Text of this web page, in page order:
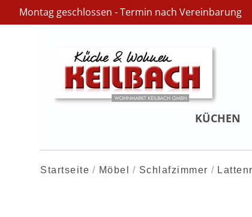
Montag geschlossen - Termin nach Vereinbarung
KÜCHEN
Startseite Möbel Schlafzimmer